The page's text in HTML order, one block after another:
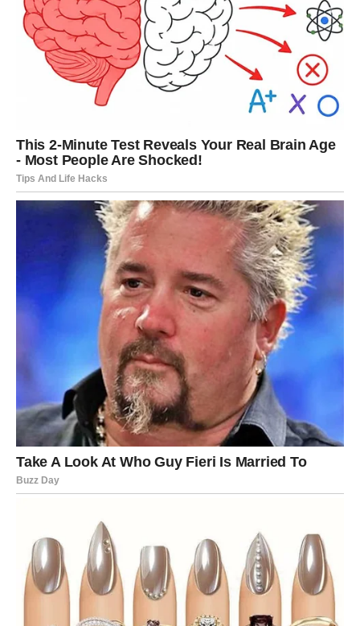
Finansijsko olakšanje ili pozitivan ishod nekog
čekanja.
Susret koji vraća osmeh na lice.
odnosima.
Jaka intuicija i emotivni darovi.
U ljubavi, Bik dobija jasnu poruku —neko vas bira srcem .
Ako ste slobodni, osoba iz vaše bliže okoline pokazuje
više interesovanja nego ranije.
Poruka nedelje:
Dozvolite sebi da primite ono što ste već zaslužili.
BLIZANCI
Nedelja komunikacijskih čuda i velikih otkrića
Blizanci će dominirati komunikacijom ove nedelje.
Poruke, pozivi, pozivi na sastanke — sve se pokreće.
Ovo je i nedelja u kojoj ćete nešto saznati — informaciju,
istinu, detalj — koji potpuno menja vaš pogled na jednu